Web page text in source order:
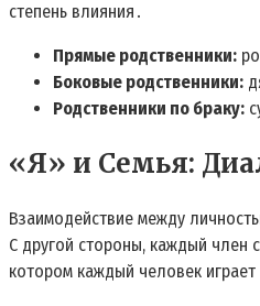
степень влияния․
Прямые родственники:
Боковые родственники:
Родственники по браку:
«Я» и Семья:
Взаимодействие между
С другой стороны, каждый член
котором каждый человек